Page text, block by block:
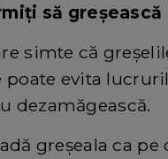
să greșească
simte că
poate evita
dezamăgească.
greșeala ca pe